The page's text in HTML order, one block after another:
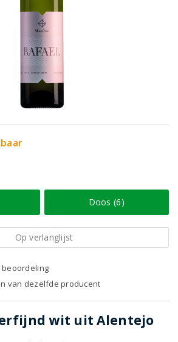
Doos (6)
Op verlanglijst
beoordeling
van dezelfde producent
wit uit Alentejo